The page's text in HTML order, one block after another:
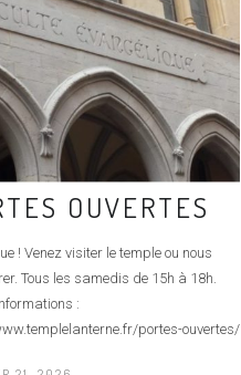
OUVERTES
! Venez visiter le temple ou nous
Tous les samedis de 15h à 18h.
:
portes-ouvertes/